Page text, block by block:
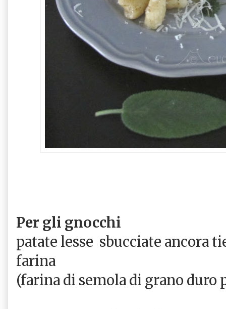
Per gli gnocchi
patate lesse sbucciate ancora
farina
(farina di semola di grano duro